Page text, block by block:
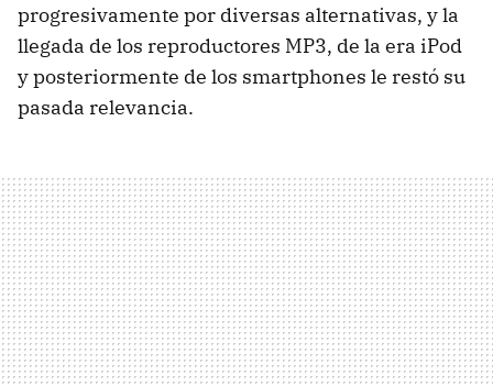
progresivamente por diversas alternativas, y la
llegada de los reproductores MP3, de la era iPod
y posteriormente de los smartphones le restó su
pasada relevancia.